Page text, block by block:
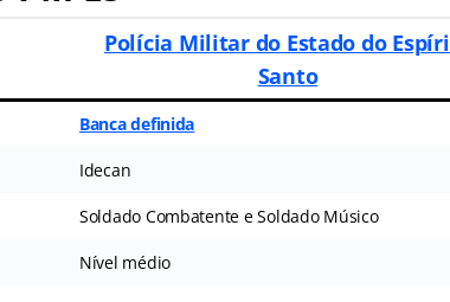
Polícia Militar do Estado do
Santo
Banca definida
Idecan
Soldado Combatente e Soldado Músico
Nível médio